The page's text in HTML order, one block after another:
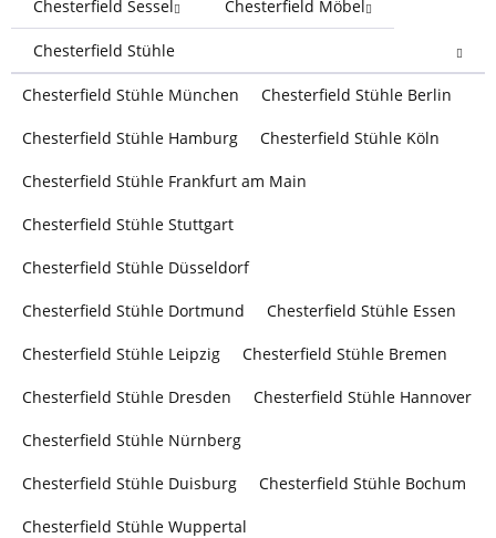
Chesterfield Sessel Chesterfield Möbel
Chesterfield Stühle
Chesterfield Stühle München Chesterfield Stühle Berlin
Chesterfield Stühle Hamburg Chesterfield Stühle Köln
Chesterfield Stühle Frankfurt am Main
Chesterfield Stühle Stuttgart
Chesterfield Stühle Düsseldorf
Chesterfield Stühle Dortmund Chesterfield Stühle Essen
Chesterfield Stühle Leipzig Chesterfield Stühle Bremen
Chesterfield Stühle Dresden Chesterfield Stühle Hannover
Chesterfield Stühle Nürnberg
Chesterfield Stühle Duisburg Chesterfield Stühle Bochum
Chesterfield Stühle Wuppertal